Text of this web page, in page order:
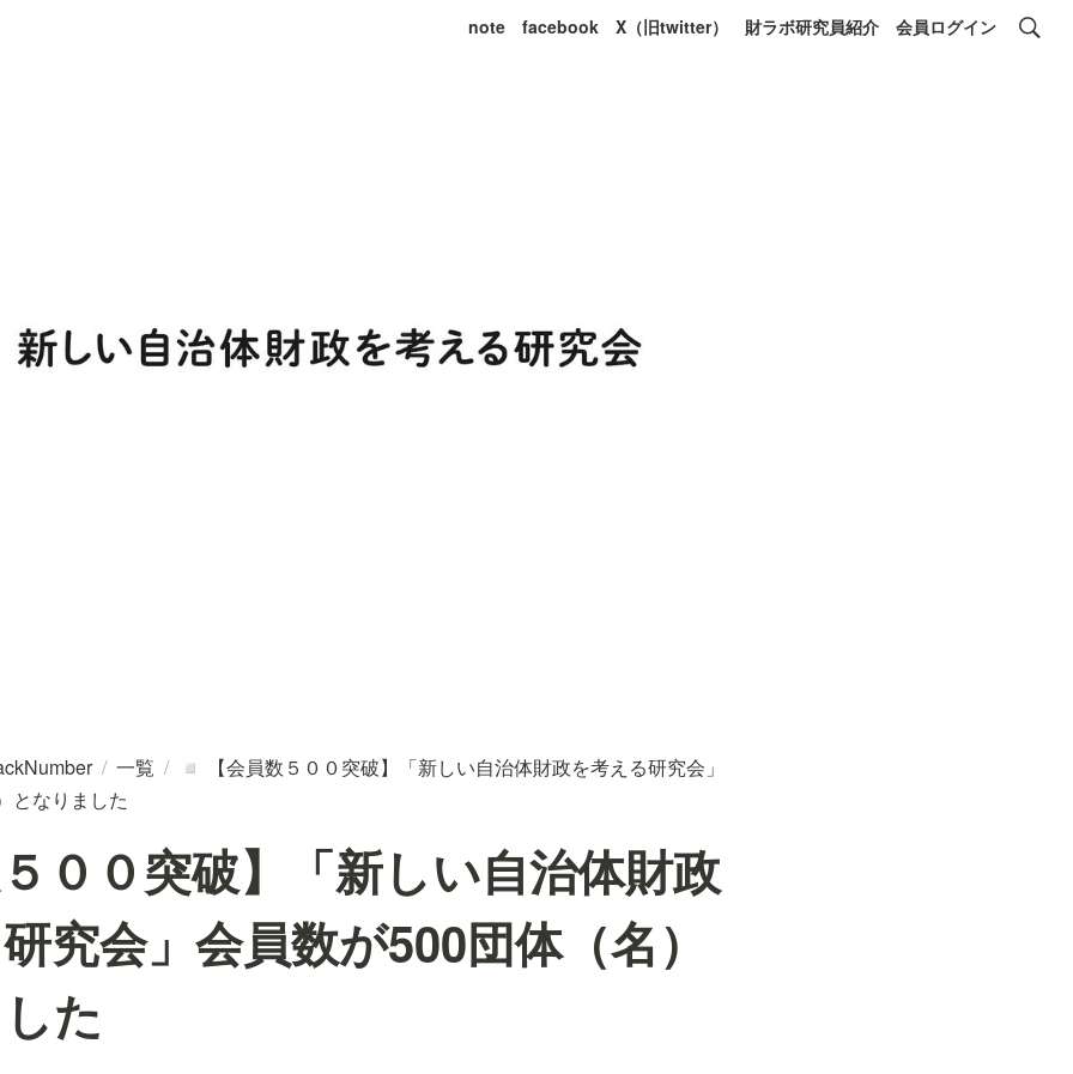
note facebook X（旧twitter） 財ラボ研究員紹介 会員ログイン
/ 一覧 / ◽
【会員数５００突破】「新しい自治体財政を考える研究会」
となりました
００突破】「新しい自治体財政
究会」会員数が500団体（名）
た